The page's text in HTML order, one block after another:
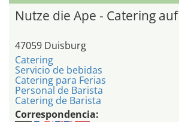
Nutze die Ape - Catering
47059 Duisburg
Catering
Servicio de bebidas
Catering para Ferias
Personal de Barista
Catering de Barista
Correspondencia: